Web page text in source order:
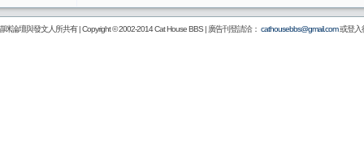
咪論壇與發文人所共有 | Copyright © 2002-2014Cat House BBS| 廣告刊登請洽： cathousebbs@gmail.com或登入